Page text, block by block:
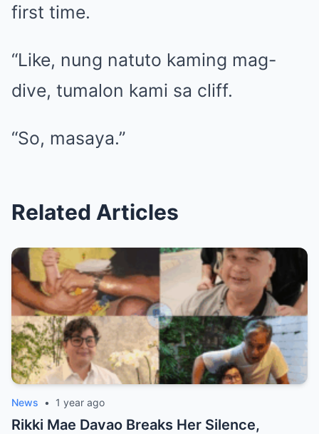
first time.
“Like, nung natuto kaming mag-
dive, tumalon kami sa cliff.
“So, masaya.”
Related Articles
News • 1 year ago
Rikki Mae Davao Breaks Her Silence,